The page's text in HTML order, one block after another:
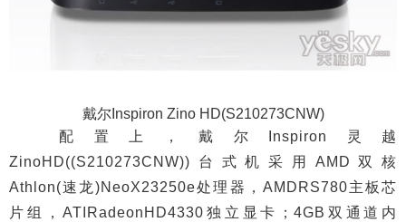
戴尔Inspiron Zino HD(S210273CNW)
配置上，戴尔Inspiron灵越
ZinoHD((S210273CNW))台式机采用AMD双核
Athlon(速龙)NeoX23250e处理器，AMDRS780主板芯
片组，ATIRadeonHD4330独立显卡；4GB双通道内